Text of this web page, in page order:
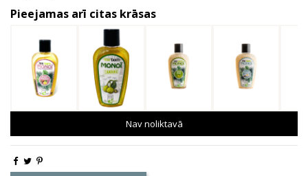
Pieejamas arī citas krāsas
Nav noliktavā